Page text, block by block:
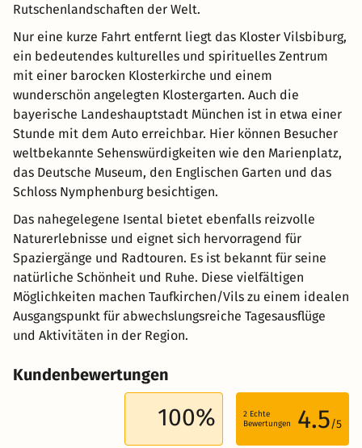
Rutschenlandschaften der Welt.
Nur eine kurze Fahrt entfernt liegt das Kloster Vilsbiburg,
ein bedeutendes kulturelles und spirituelles Zentrum
mit einer barocken Klosterkirche und einem
wunderschön angelegten Klostergarten. Auch die
bayerische Landeshauptstadt München ist in etwa einer
Stunde mit dem Auto erreichbar. Hier können Besucher
weltbekannte Sehenswürdigkeiten wie den Marienplatz,
das Deutsche Museum, den Englischen Garten und das
Schloss Nymphenburg besichtigen.
Das nahegelegene Isental bietet ebenfalls reizvolle
Naturerlebnisse und eignet sich hervorragend für
Spaziergänge und Radtouren. Es ist bekannt für seine
natürliche Schönheit und Ruhe. Diese vielfältigen
Möglichkeiten machen Taufkirchen/Vils zu einem idealen
Ausgangspunkt für abwechslungsreiche Tagesausflüge
und Aktivitäten in der Region.
Kundenbewertungen
100% 2 Echte
Bewertungen
4.5/5